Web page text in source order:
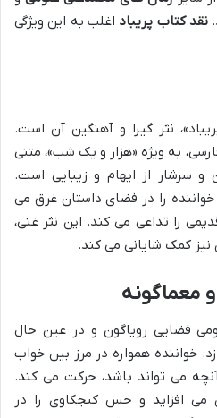
نقد کتاب پریباد اغلب به این ویژگی
نثر گیرا و آهنگین آن است.
به ویژه «هزار و یک شب»، متنی
و سرشار از ایهام و زیبایی است.
را در فضای داستان غرق می
را تداعی می کند. این نثر غنی،
کمک شایانی می کند.
معماگونه
فضایی رویاگون و در عین حال
خواننده همواره در مرز بین خواب
می تواند باشد، حرکت می کند.
می افزاید و حس کنجکاوی را در